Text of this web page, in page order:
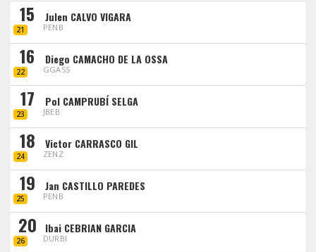
15
21
Julen CALVO VIGARA
PENB
16
22
Diego CAMACHO DE LA OSSA
GGASS
17
23
Pol CAMPRUBÍ SELGA
JBEB
18
24
Victor CARRASCO GIL
ZENZ
19
25
Jan CASTILLO PAREDES
PENB
20
26
Ibai CEBRIAN GARCIA
DURBI